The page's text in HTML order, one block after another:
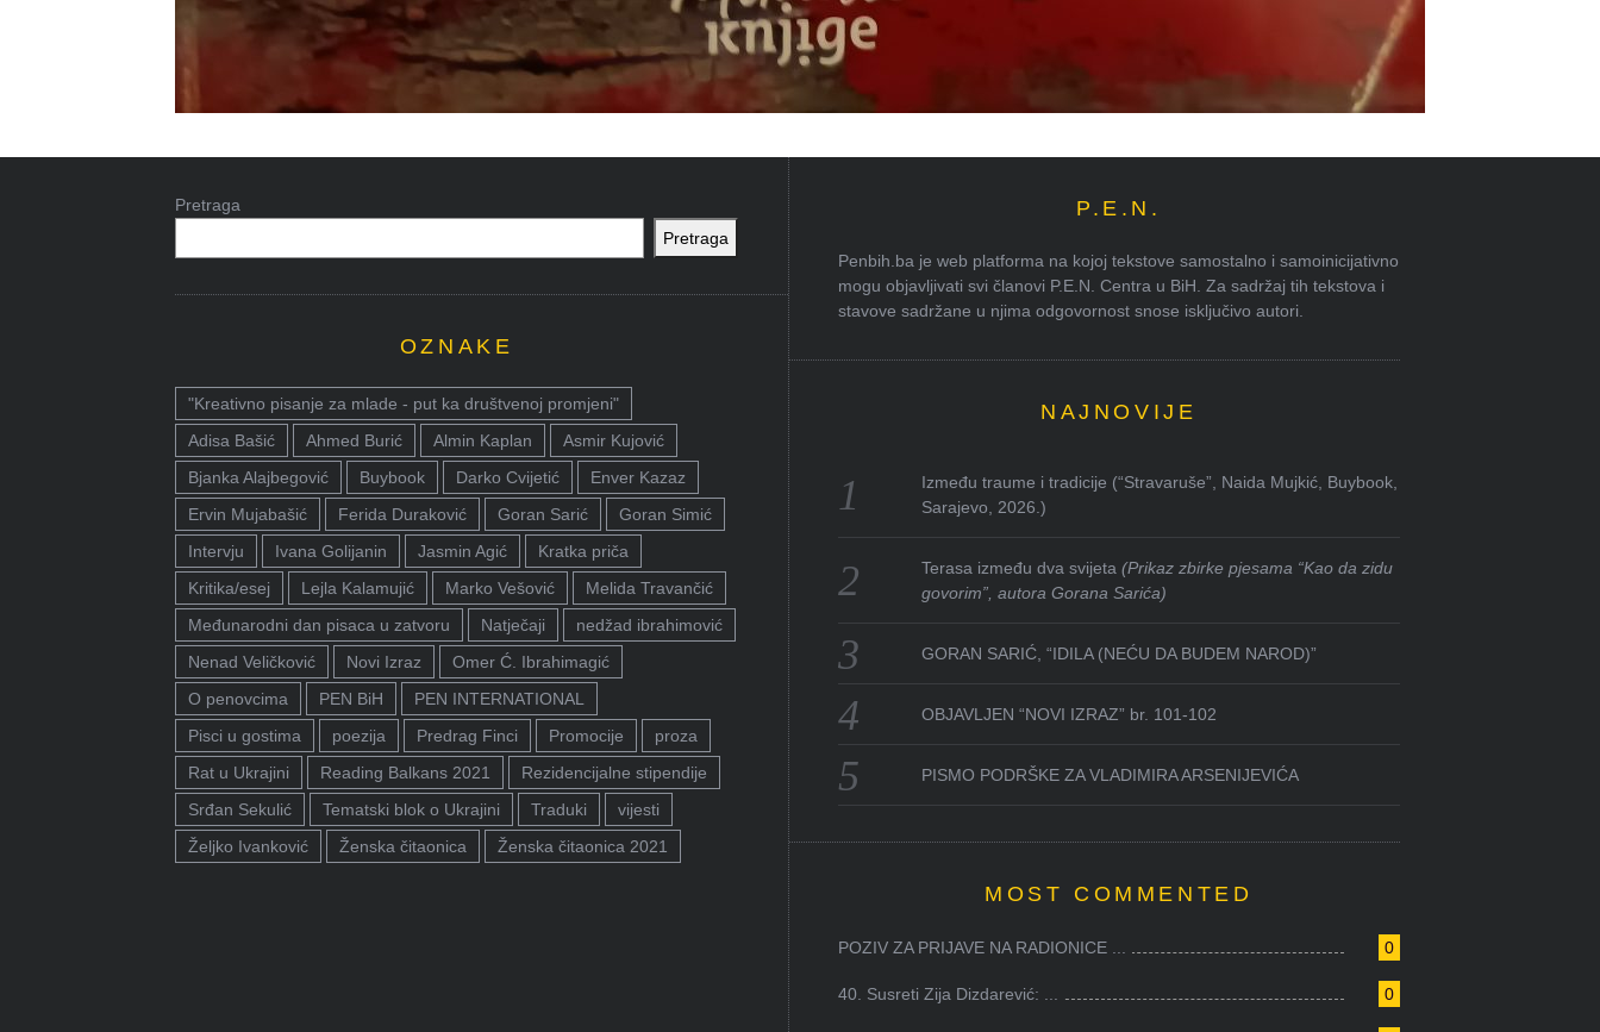
Pretraga
Pretraga
OZNAKE
"Kreativno pisanje za mlade - put ka društvenoj promjeni"
Adisa Bašić
Ahmed Burić Almin Kaplan
Asmir Kujović
Bjanka Alajbegović
Buybook Darko Cvijetić
Enver Kazaz
Ervin Mujabašić
Ferida Duraković Goran Sarić
Goran Simić
Intervju
Ivana Golijanin Jasmin Agić
Kratka priča
Kritika/esej
Lejla Kalamujić Marko Vešović
Melida Travančić
Međunarodni dan pisaca u zatvoru
Natječaji
nedžad ibrahimović
Nenad Veličković
Novi Izraz
Omer Ć. Ibrahimagić
O penovcima
PEN BiH
PEN INTERNATIONAL
Pisci u gostima
poezija Predrag Finci Promocije
proza
Rat u Ukrajini
Reading Balkans 2021
Rezidencijalne stipendije
Srđan Sekulić
Tematski blok o Ukrajini Traduki
vijesti
Željko Ivanković
Ženska čitaonica Ženska čitaonica 2021
P.E.N.
Penbih.ba je web platforma na kojoj tekstove samostalno i samoinicijativno
mogu objavljivati svi članovi P.E.N. Centra u BiH. Za sadržaj tih tekstova i
stavove sadržane u njima odgovornost snose isključivo autori.
NAJNOVIJE
Između traume i tradicije (“Stravaruše”, Naida Mujkić, Buybook,
Sarajevo, 2026.)
Terasa između dva svijeta(Prikaz zbirke pjesama “Kao da zidu
govorim”, autora Gorana Sarića)
GORAN SARIĆ, “IDILA (NEĆU DA BUDEM NAROD)”
OBJAVLJEN “NOVI IZRAZ” br. 101-102
PISMO PODRŠKE ZA VLADIMIRA ARSENIJEVIĆA
MOST COMMENTED
0
POZIV ZA PRIJAVE NA RADIONICE ...
0
40. Susreti Zija Dizdarević: ...